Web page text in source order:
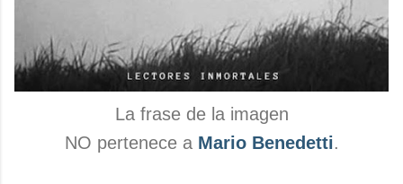
La frase de la imagen
NO pertenece a Mario Benedetti.